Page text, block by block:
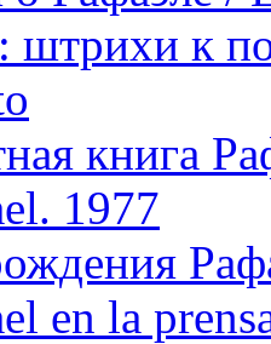
штрихи к
книга
1977
en la